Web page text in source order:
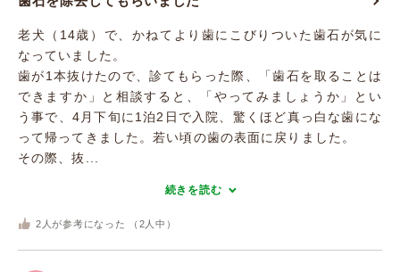
老犬（14歳）で、かねてより歯にこびりついた歯石が気に
なっていました。
歯が1本抜けたので、診てもらった際、「歯石を取ることは
できますか」と相談すると、「やってみましょうか」とい
う事で、4月下旬に1泊2日で入院、驚くほど真っ白な歯にな
って帰ってきました。若い頃の歯の表面に戻りました。
その際、抜...
続きを読む
2 人が参考になった （ 2 人中）